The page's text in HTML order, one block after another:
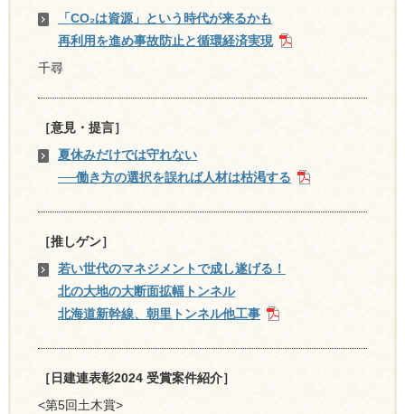
「CO₂は資源」という時代が来るかも
再利用を進め事故防止と循環経済実現
千尋
［意見・提言］
夏休みだけでは守れない
──働き方の選択を誤れば人材は枯渇する
［推しゲン］
若い世代のマネジメントで成し遂げる！
北の大地の大断面拡幅トンネル
北海道新幹線、朝里トンネル他工事
［日建連表彰2024 受賞案件紹介］
<第5回土木賞>